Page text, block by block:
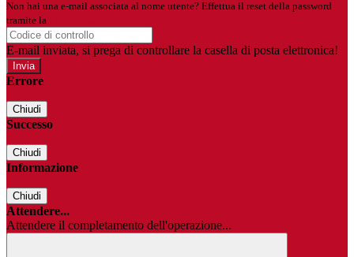
Non hai una e-mail associata al nome utente? Effettua il reset della password
tramite la
E-mail inviata, si prega di controllare la casella di posta elettronica!
Errore
Chiudi
Successo
Chiudi
Informazione
Chiudi
Attendere...
Attendere il completamento dell'operazione...